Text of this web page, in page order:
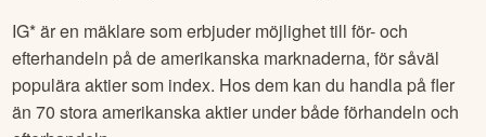
IG* är en mäklare som erbjuder möjlighet till för- och
efterhandeln på de amerikanska marknaderna, för såväl
populära aktier som index. Hos dem kan du handla på fler
än 70 stora amerikanska aktier under både förhandeln och